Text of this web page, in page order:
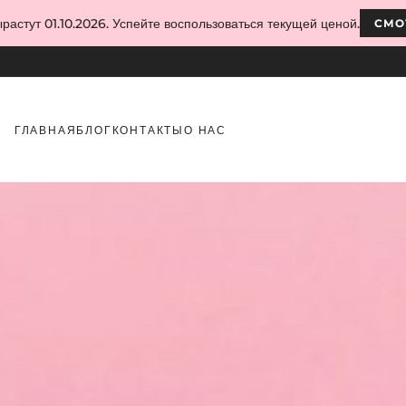
ГЛАВНАЯ БЛОГ КОНТАКТЫО НАС
01.10.2026. Успейте воспользоваться текущей ценой.